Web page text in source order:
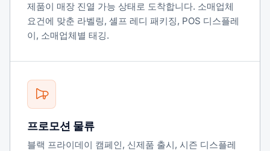
제품이 매장 진열 가능 상태로 도착합니다. 소매업체
요건에 맞춘 라벨링, 셸프 레디 패키징, POS 디스플레
이, 소매업체별 태깅.
프로모션 물류
블랙 프라이데이 캠페인, 신제품 출시, 시즌 디스플레